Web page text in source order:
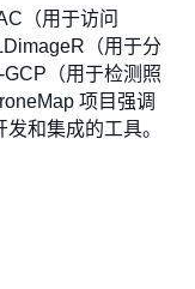
（用于访问
（用于分
（用于检测照
项目强调
和集成的工具。